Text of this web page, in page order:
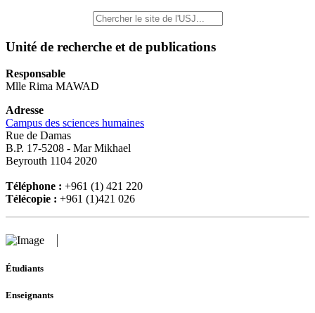
Unité de recherche et de publications
Responsable
Mlle Rima MAWAD
Adresse
Campus des sciences humaines
Rue de Damas
B.P. 17-5208 - Mar Mikhael
Beyrouth 1104 2020
Téléphone : +961 (1) 421 220
Télécopie : +961 (1)421 026
Étudiants
Enseignants